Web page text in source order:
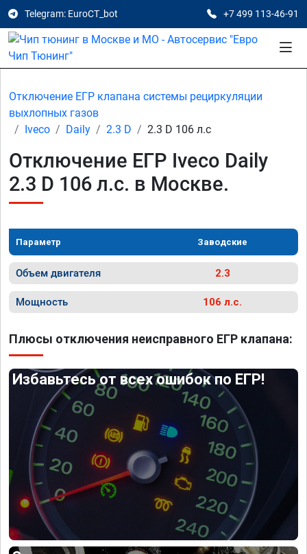
Telegram: EuroCT_bot +7 499 113-46-91
Отключение ЕГР клапана системы рециркуляции
выхлопных газов
Iveco
Daily 2.3 D 2.3 D 106 л.с
Отключение ЕГР Iveco Daily
2.3 D 106 л.с. в Москве.
Параметр Заводские
Объем двигателя 2.3
Мощность 106 л.с.
Плюсы отключения неисправного ЕГР клапана:
Избавьтесь от всех ошибок по ЕГР!